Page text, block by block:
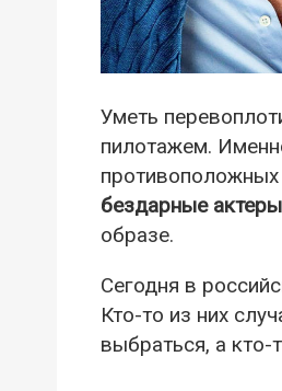
Уметь
пилотажем.
противоположных
бездарные актеры
образе.
Сегодня в
Кто-то из них
выбраться, а кто-